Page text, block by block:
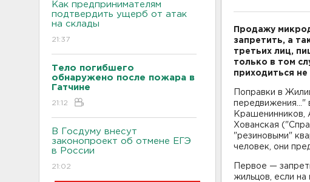
Как предпринимателям
подтвердить ущерб от атак
на склады
21:37
Тело погибшего
обнаружено после пожара в
Гатчине
21:12
В Госдуму внесут
законопроект об отмене ЕГЭ
в России
21:02
Продажу
запретить, а
третьих лиц,
только в том
приходиться
Поправки в
передвижения..."
Крашенинников,
Хованская
"резиновыми"
человек, они
Первое —
жильцов, если